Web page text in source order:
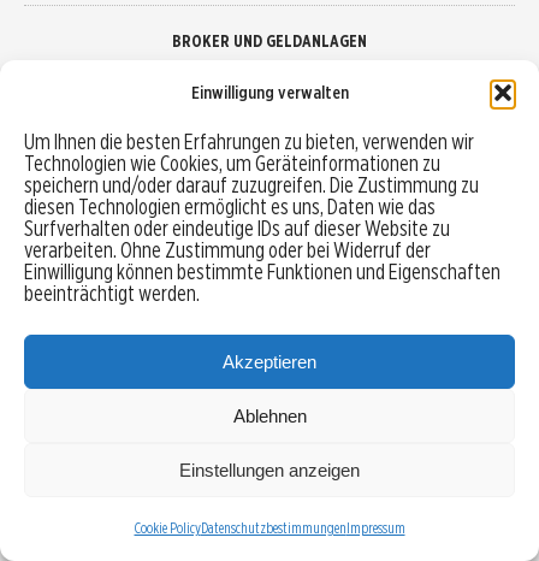
Einwilligung verwalten
Um Ihnen die besten Erfahrungen zu bieten, verwenden wir
Technologien wie Cookies, um Geräteinformationen zu
speichern und/oder darauf zuzugreifen. Die Zustimmung zu
diesen Technologien ermöglicht es uns, Daten wie das
Surfverhalten oder eindeutige IDs auf dieser Website zu
verarbeiten. Ohne Zustimmung oder bei Widerruf der
Einwilligung können bestimmte Funktionen und Eigenschaften
beeinträchtigt werden.
Akzeptieren
Ablehnen
Einstellungen anzeigen
Cookie PolicyDatenschutzbestimmungenImpressum
BROKER UND GELDANLAGEN
Robo-Advisor vergleichen
Depotvergleich
Festgeld vergleichen
Tagesgeld vergleichen